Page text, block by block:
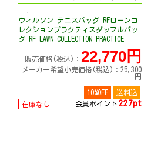
ウィルソン テニスバッグ RFローンコ
レクションプラクティスダッフルバッ
グ RF LAWN COLLECTION PRACTICE
WR8055001001
販売価格(税込)： 22,770円
メーカー希望小売価格(税込)：25,300
円
10%OFF
送料込
在庫なし
会員ポイント 227pt